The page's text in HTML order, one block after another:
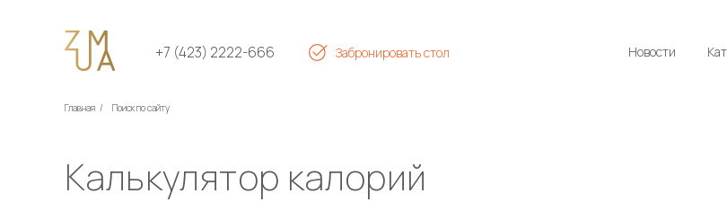
+7 (423) 2222-666 Забронировать стол Новости
Главная / Поиск по сайту
Калькулятор калорий